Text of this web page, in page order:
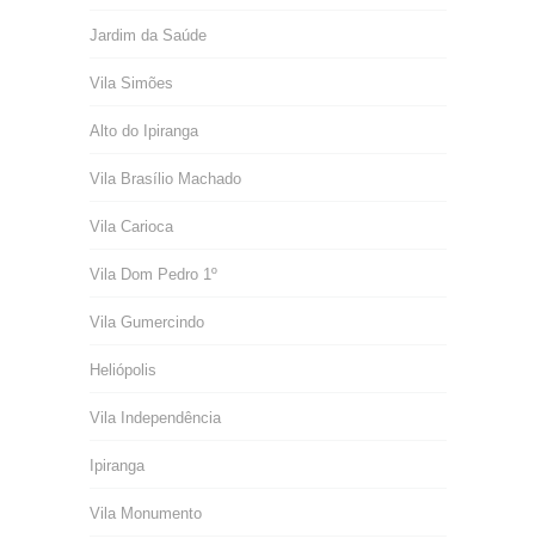
Jardim da Saúde
Vila Simões
Alto do Ipiranga
Vila Brasílio Machado
Vila Carioca
Vila Dom Pedro 1º
Vila Gumercindo
Heliópolis
Vila Independência
Ipiranga
Vila Monumento